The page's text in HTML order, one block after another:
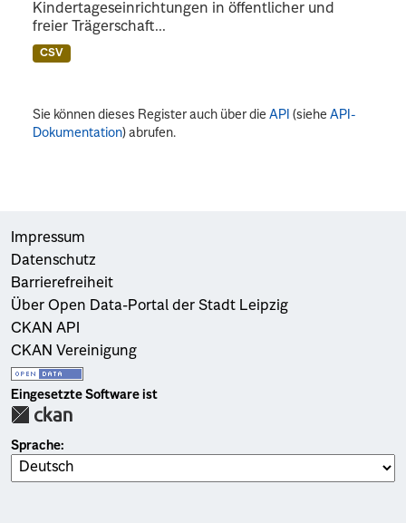
Kindertageseinrichtungen in öffentlicher und
freier Trägerschaft...
CSV
Sie können dieses Register auch über dieAPI (sieheAPI-
Dokumentation) abrufen.
Impressum
Datenschutz
Barrierefreiheit
Über Open Data-Portal der Stadt Leipzig
CKAN API
CKAN Vereinigung
Eingesetzte Software ist
Sprache